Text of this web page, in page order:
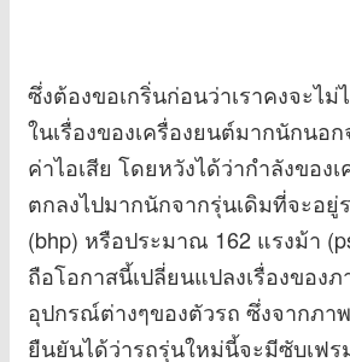
ซึ่งต้องขอเกริ่นก่อนว่าเราคงจะไม่
ในเรื่องของเครื่องยนต์มากนักนอ
ค่าไอเสีย โดยหวังได้ว่ากำลังของ
ตกลงไปมากนักจากรุ่นเดิมที่จะอยู่
(bhp) หรือประมาณ 162 แรงม้า
ถือโอกาสนี้เปลี่ยนแปลงเรื่องของ
อุปกรณ์ต่างๆของตัวรถ ซึ่งจากภา
ยืนยันได้ว่ารถรุ่นใหม่นี้จะมีซับเฟ